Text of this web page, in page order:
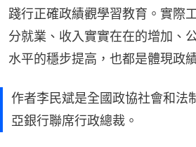
踐行正確政績觀學習教育。實際
分就業、收入實實在在的增加、
水平的穩步提高，也都是體現政
作者李民斌是全國政協社會和法
亞銀行聯席行政總裁。